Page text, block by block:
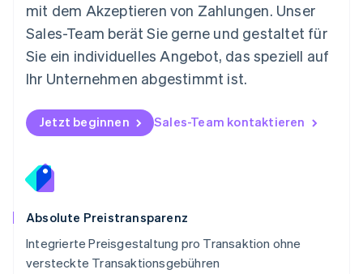
mit dem Akzeptieren von Zahlungen. Unser
Sales-Team berät Sie gerne und gestaltet für
Sie ein individuelles Angebot, das speziell auf
Ihr Unternehmen abgestimmt ist.
Jetzt beginnen Sales-Team kontaktieren
Absolute Preistransparenz
Integrierte Preisgestaltung pro Transaktion ohne
versteckte Transaktionsgebühren
Polen
English
Portugal
Português English
Rumänien
Schweden
Svenska English
Deutsch
Singapur
English
Slowakei
Slowenien
EnglishItaliano